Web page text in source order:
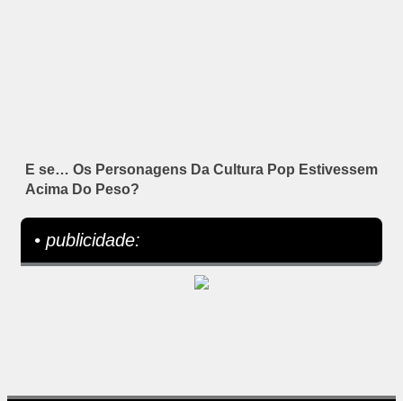
E se… Os Personagens Da Cultura Pop Estivessem
Acima Do Peso?
• publicidade: